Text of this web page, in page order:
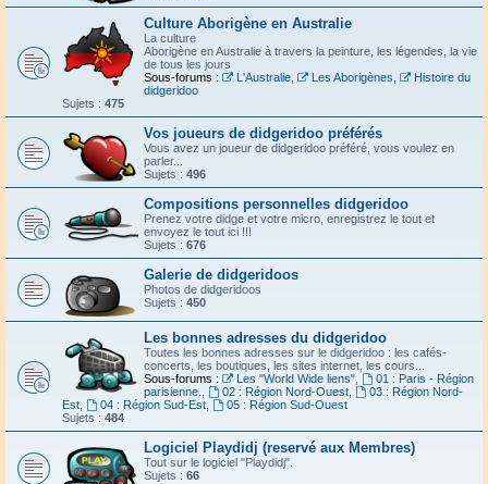
Culture Aborigène en Australie
La culture
Aborigène en Australie à travers la peinture, les légendes, la vie
de tous les jours
Sous-forums :
L'Australie, Les Aborigènes
Histoire du
didgeridoo
Sujets : 475
Vos joueurs de didgeridoo préférés
Vous avez un joueur de didgeridoo préféré, vous voulez en
parler...
Sujets : 496
Compositions personnelles didgeridoo
Prenez votre didge et votre micro, enregistrez le tout et
envoyez le tout ici !!!
Sujets : 676
Galerie de didgeridoos
Photos de didgeridoos
Sujets : 450
Les bonnes adresses du didgeridoo
Toutes les bonnes adresses sur le didgeridoo : les cafés-
concerts, les boutiques, les sites internet, les cours...
Sous-forums :
Les "World Wide liens",
01 : Paris - Région
parisienne.
02 : Région Nord-Ouest,
03 : Région Nord-
Est
04 : Région Sud-Est,
05 : Région Sud-Ouest
Sujets : 484
Logiciel Playdidj (reservé aux Membres)
Tout sur le logiciel "Playdidj".
Sujets : 66